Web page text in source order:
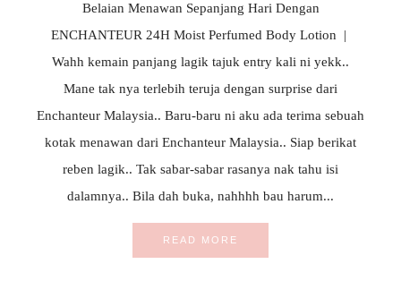
Belaian Menawan Sepanjang Hari Dengan
ENCHANTEUR 24H Moist Perfumed Body Lotion |
Wahh kemain panjang lagik tajuk entry kali ni yekk..
Mane tak nya terlebih teruja dengan surprise dari
Enchanteur Malaysia.. Baru-baru ni aku ada terima sebuah
kotak menawan dari Enchanteur Malaysia.. Siap berikat
reben lagik.. Tak sabar-sabar rasanya nak tahu isi
dalamnya.. Bila dah buka, nahhhh bau harum...
READ MORE